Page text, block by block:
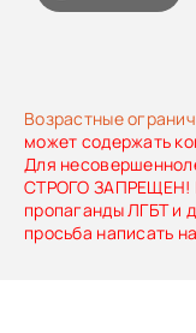
Возрастные
может содержать
Для
СТРОГО ЗАПРЕЩЕН!
пропаганды ЛГБТ и
просьба написать